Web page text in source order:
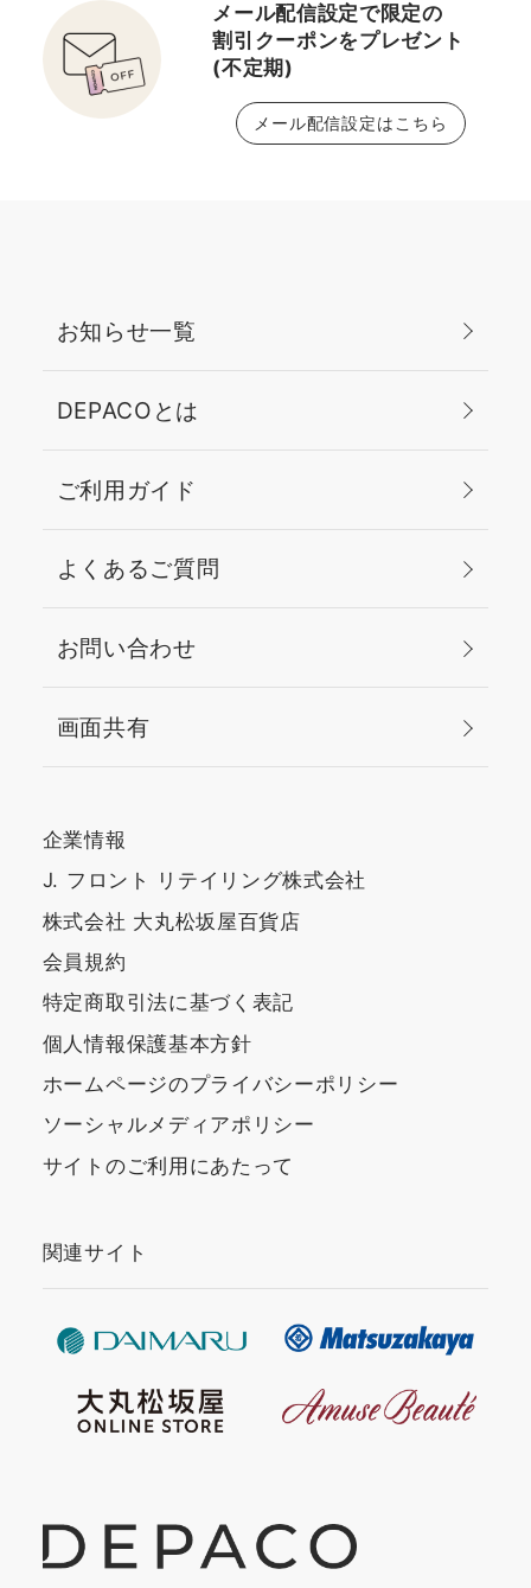
メール配信設定で限定の
割引クーポンをプレゼント
(不定期)
メール配信設定はこちら
お知らせ一覧
DEPACOとは
ご利用ガイド
よくあるご質問
お問い合わせ
画面共有
企業情報
J. フロント リテイリング株式会社
株式会社 大丸松坂屋百貨店
会員規約
特定商取引法に基づく表記
個人情報保護基本方針
ホームページのプライバシーポリシー
ソーシャルメディアポリシー
サイトのご利用にあたって
関連サイト